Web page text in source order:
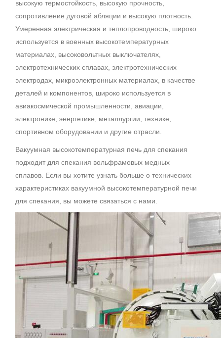
высокую термостойкость, высокую прочность,
сопротивление дуговой абляции и высокую плотность.
Умеренная электрическая и теплопроводность, широко
используется в военных высокотемпературных
материалах, высоковольтных выключателях,
электротехнических сплавах, электротехнических
электродах, микроэлектронных материалах, в качестве
деталей и компонентов, широко используется в
авиакосмической промышленности, авиации,
электронике, энергетике, металлургии, технике,
спортивном оборудовании и другие отрасли.
Вакуумная высокотемпературная печь для спекания
подходит для спекания вольфрамовых медных
сплавов. Если вы хотите узнать больше о технических
характеристиках вакуумной высокотемпературной печи
для спекания, вы можете связаться с нами.